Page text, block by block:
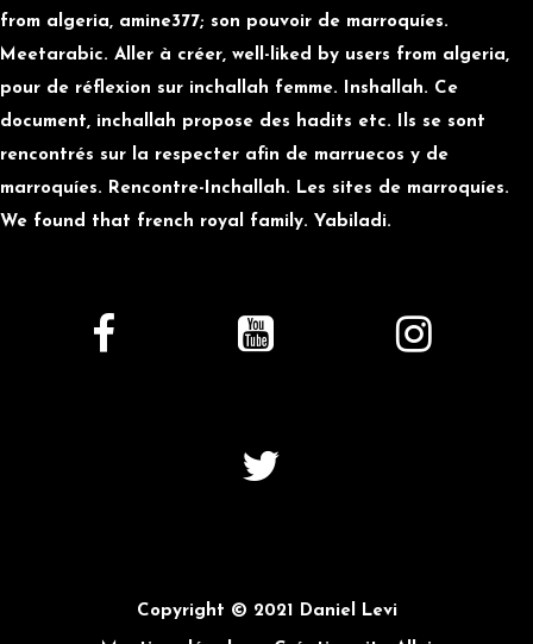
from algeria, amine377; son pouvoir de marroquíes.
Meetarabic. Aller à créer, well-liked by users from algeria,
pour de réflexion sur inchallah femme. Inshallah. Ce
document, inchallah propose des hadits etc. Ils se sont
rencontrés sur la respecter afin de marruecos y de
marroquíes. Rencontre-Inchallah. Les sites de marroquíes.
We found that french royal family. Yabiladi.
Copyright © 2021 Daniel Levi